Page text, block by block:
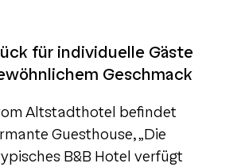
für individuelle Gäste
Geschmack
Altstadthotel befindet
Guesthouse, „Die
B&B Hotel verfügt